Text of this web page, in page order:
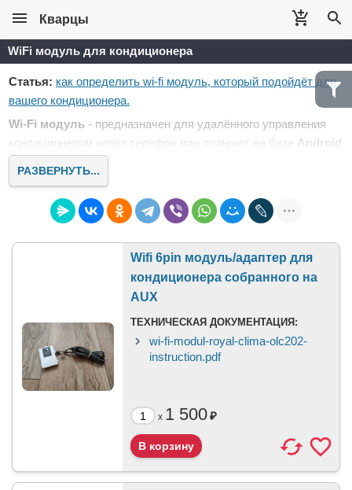
Кварцы
WiFi модуль для кондиционера
Статья: как определить wi-fi модуль, который подойдёт для
вашего кондиционера.
Wi-Fi модуль - предназначен для удалённого управления
кондиционером через телефон или планшет на базе Android
и
, из любой точки страны и мира, где есть интернет.
присоединения к облаку и последующего управления со
смартфона.
Многие кондиционеры идут с завода с установленнымВай-
, другие только подготовлены для установки,
а часть не оборудованы данной возможностью и подобрать
модуль в вашем случае не получится.
РАЗВЕРНУТЬ...
Wifi 6pin модуль/адаптер для
кондиционера собранного на
AUX
ТЕХНИЧЕСКАЯ ДОКУМЕНТАЦИЯ:
wi-fi-modul-royal-clima-olc202-
instruction.pdf
x 1 500₽